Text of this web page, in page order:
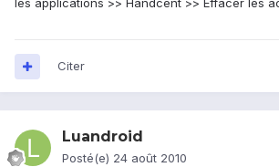
les applications >> Handcent >> Effacer les
Citer
Luandroid
Posté(e) 24 août 2010